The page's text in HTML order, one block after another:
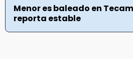
Menor es baleado en
reporta estable